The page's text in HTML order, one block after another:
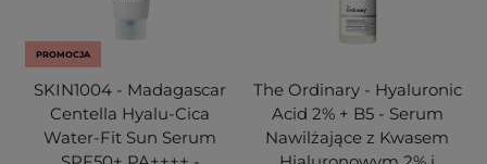
PROMOCJA
SKIN1004 - Madagascar
Centella Hyalu-Cica
Water-Fit Sun Serum
The Ordinary - Hyaluronic
Acid 2% + B5 - Serum
Nawilżające z Kwasem